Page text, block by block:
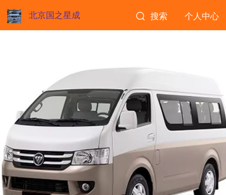
北京国之星成 搜索 个人中心